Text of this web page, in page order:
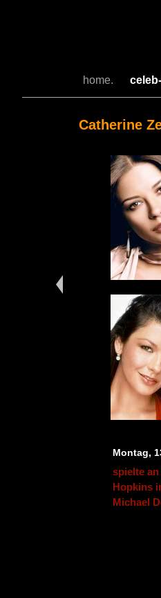
home.
Catherine
spielte
Hopkins
Michael
Montag,